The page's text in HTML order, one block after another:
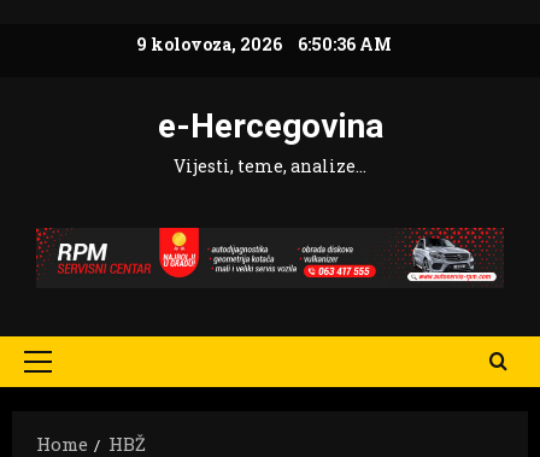
9 kolovoza, 2026 6:50:37 AM
e-Hercegovina
Vijesti, teme, analize…
Primary
Home
HBŽ